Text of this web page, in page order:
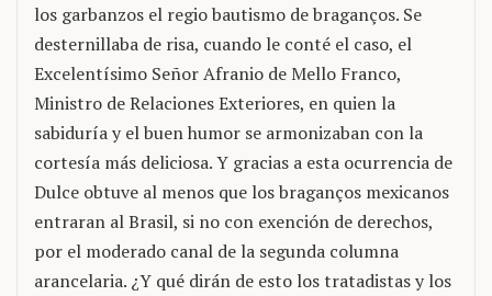
los garbanzos el regio bautismo de braganços. Se
desternillaba de risa, cuando le conté el caso, el
Excelentísimo Señor Afranio de Mello Franco,
Ministro de Relaciones Exteriores, en quien la
sabiduría y el buen humor se armonizaban con la
cortesía más deliciosa. Y gracias a esta ocurrencia de
Dulce obtuve al menos que los braganços mexicanos
entraran al Brasil, si no con exención de derechos,
por el moderado canal de la segunda columna
arancelaria. ¿Y qué dirán de esto los tratadistas y los